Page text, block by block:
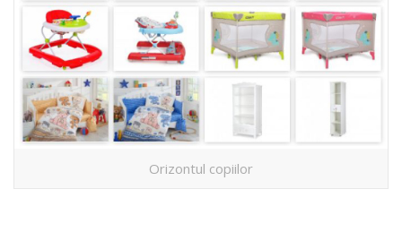
Orizontul copiilor